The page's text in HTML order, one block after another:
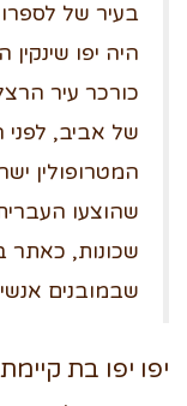
בעיר של
היה יפו
כורכר עיר
של אביב, לפני
המטרופולין
שהוצעו
שכונות, כאתר
שבמובנים
יפו יפו בת